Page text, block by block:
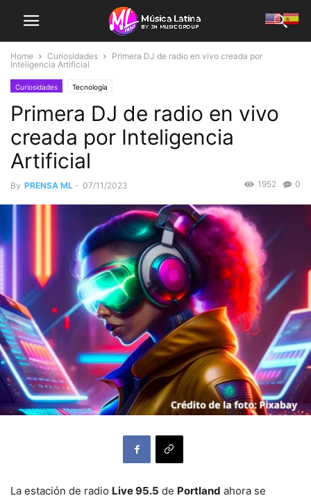
Home Curiosidades
Primera DJ de radio en vivo creada por
Inteligencia Artificial
Curiosidades Tecnología
Primera DJ de radio en vivo
creada por Inteligencia
Artificial
By PRENSA ML - 07/11/2023 0
1952
La estación de radio Live 95.5 de Portland ahora se